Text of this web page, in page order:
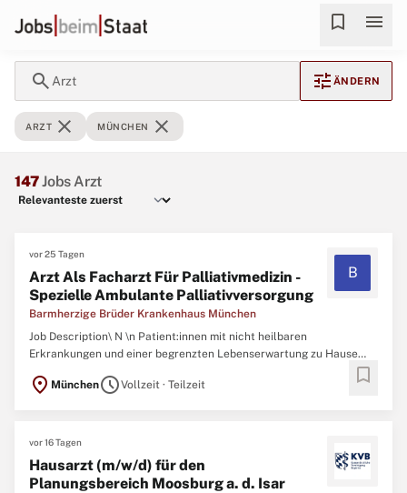
bookmark menu
search Arzt tune ÄNDERN
ARZT close MÜNCHEN close
147Jobs Arzt
vor 25 Tagen
Arzt Als Facharzt Für Palliativmedizin -
Spezielle Ambulante Palliativversorgung
Barmherzige Brüder Krankenhaus München
B
Job Description\ N \n Patient:innen mit nicht heilbaren
Erkrankungen und einer begrenzten Lebenserwartung zu Hause
Herzensangelegenheit. Die intensive Zusammenarbeit in einem
location_on MünchenscheduleVollzeit · Teilzeit bookmark
vor 16 Tagen
Hausarzt (m/w/d) für den
Planungsbereich Moosburg a. d. Isar